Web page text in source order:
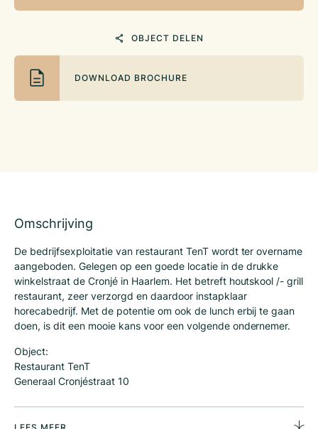
OBJECT DELEN
DOWNLOAD BROCHURE
Omschrijving
De bedrijfsexploitatie van restaurant TenT wordt ter overname
aangeboden. Gelegen op een goede locatie in de drukke
winkelstraat de Cronjé in Haarlem. Het betreft houtskool /- grill
restaurant, zeer verzorgd en daardoor instapklaar
horecabedrijf. Met de potentie om ook de lunch erbij te gaan
doen, is dit een mooie kans voor een volgende ondernemer.
Object:
Restaurant TenT
Generaal Cronjéstraat 10
Ligging: